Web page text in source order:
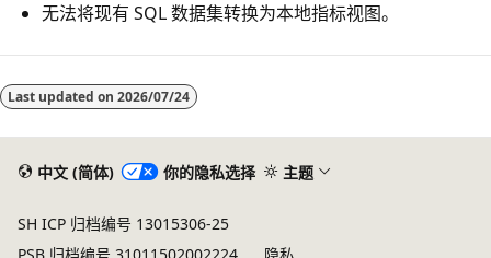
无法将现有 SQL 数据集转换为本地指标视图。
Last updated on 2026/07/24
中文 (简体) 你的隐私选择 主题
SH ICP 归档编号 13015306-25